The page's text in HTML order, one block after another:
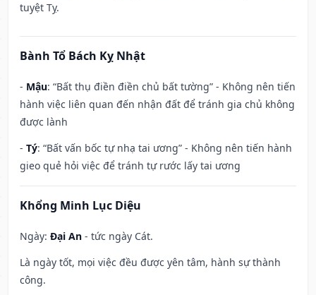
tuyệt Tỵ.
Bành Tổ Bách Kỵ Nhật
- Mậu: “Bất thụ điền điền chủ bất tường” - Không nên tiến
hành việc liên quan đến nhận đất để tránh gia chủ không
được lành
- Tý: “Bất vấn bốc tự nhạ tai ương” - Không nên tiến hành
gieo quẻ hỏi việc để tránh tự rước lấy tai ương
Khổng Minh Lục Diệu
Ngày: Đại An - tức ngày Cát.
Là ngày tốt, mọi việc đều được yên tâm, hành sự thành
công.